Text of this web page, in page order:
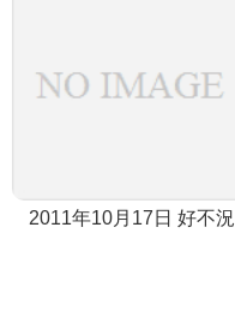
2011年10月17日 好不況